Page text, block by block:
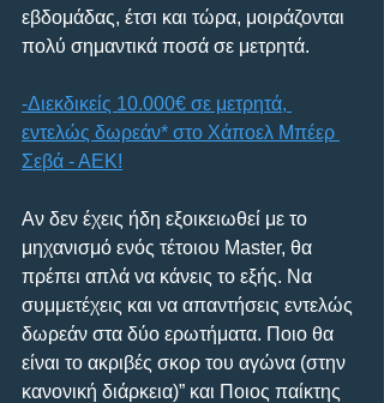
εβδομάδας, έτσι και τώρα, μοιράζονται
πολύ σημαντικά ποσά σε μετρητά.
-Διεκδικείς 10.000€ σε μετρητά,
εντελώς δωρεάν* στο Χάποελ Μπέερ
Σεβά - ΑΕΚ!
Αν δεν έχεις ήδη εξοικειωθεί με το
μηχανισμό ενός τέτοιου Master, θα
πρέπει απλά να κάνεις το εξής. Να
συμμετέχεις και να απαντήσεις εντελώς
δωρεάν στα δύο ερωτήματα. Ποιο θα
είναι το ακριβές σκορ του αγώνα (στην
κανονική διάρκεια)” και Ποιος παίκτης